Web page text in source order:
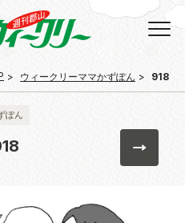
ウィークリーママかずぽん 918
ぽん